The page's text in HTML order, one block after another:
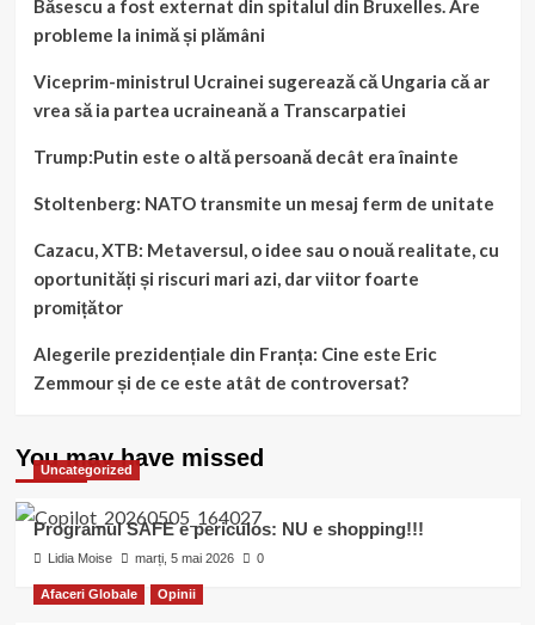
Băsescu a fost externat din spitalul din Bruxelles. Are
probleme la inimă și plămâni
Viceprim-ministrul Ucrainei sugerează că Ungaria că ar
vrea să ia partea ucraineană a Transcarpatiei
Trump:Putin este o altă persoană decât era înainte
Stoltenberg: NATO transmite un mesaj ferm de unitate
Cazacu, XTB: Metaversul, o idee sau o nouă realitate, cu
oportunități și riscuri mari azi, dar viitor foarte
promițător
Alegerile prezidențiale din Franța: Cine este Eric
Zemmour și de ce este atât de controversat?
You may have missed
Uncategorized
Programul SAFE e periculos: NU e shopping!!!
Lidia Moise marți, 5 mai 2026 0
Afaceri Globale Opinii